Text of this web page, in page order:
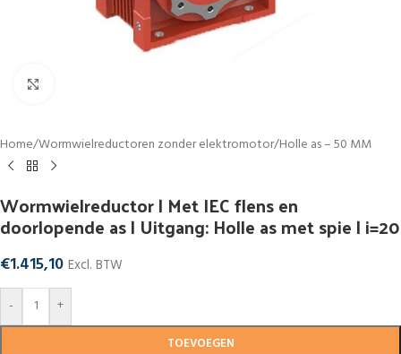
Home/Wormwielreductoren zonder elektromotor/Holle as – 50 MM
Wormwielreductor | Met IEC flens en
doorlopende as | Uitgang: Holle as met spie | i=20
€1.415,10 Excl. BTW
-
+
TOEVOEGEN